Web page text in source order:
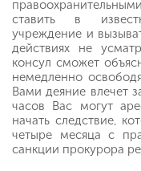
ставить в
учреждение и
действиях не
консул сможет
немедленно
Вами деяние влечет
часов Вас могут
начать следствие,
четыре месяца с
санкции прокурора